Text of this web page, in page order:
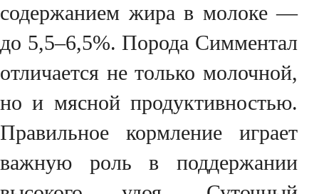
содержанием жира в молоке —
до 5,5–6,5%. Порода Симментал
отличается не только молочной,
но и мясной продуктивностью.
Правильное кормление играет
важную роль в поддержании